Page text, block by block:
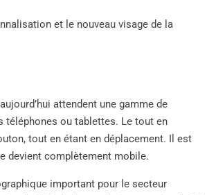
et le nouveau visage de la
attendent une gamme de
téléphones ou tablettes. Le tout en
tout en étant en déplacement. Il est
devient complètement mobile.
important pour le secteur